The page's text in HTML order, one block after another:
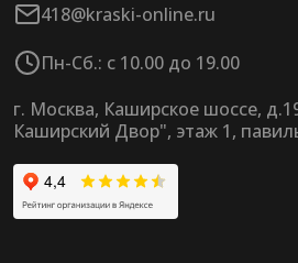
418@kraski-online.ru
Пн-Сб.: с 10.00 до 19.00
г. Москва, Каширское шоссе,
Каширский Двор", этаж 1,